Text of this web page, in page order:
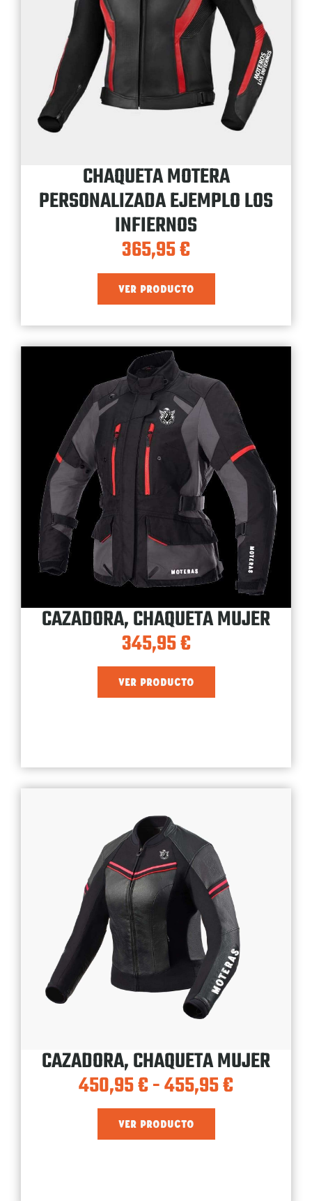
CHAQUETA MOTERA
PERSONALIZADA EJEMPLO LOS
INFIERNOS
365,95€
VER PRODUCTO
CAZADORA, CHAQUETA MUJER
345,95€
VER PRODUCTO
CAZADORA, CHAQUETA MUJER
450,95€-455,95€
VER PRODUCTO